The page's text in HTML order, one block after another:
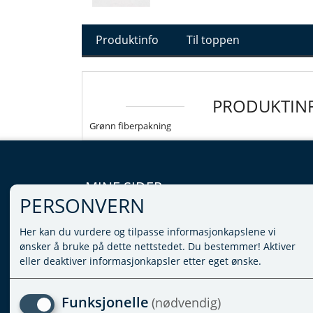
Produktinfo Til toppen
Grønn fiberpakning
MINE SIDER
LOGG INN
VILKÅR
PERSONVERNERKLÆRING
ADMINISTRER COOKIES
PERSONVERN
Her kan du vurdere og tilpasse informasjonkapslene vi
ønsker å bruke på dette nettstedet. Du bestemmer! Aktiver
eller deaktiver informasjonkapsler etter eget ønske.
Funksjonelle (nødvendig)